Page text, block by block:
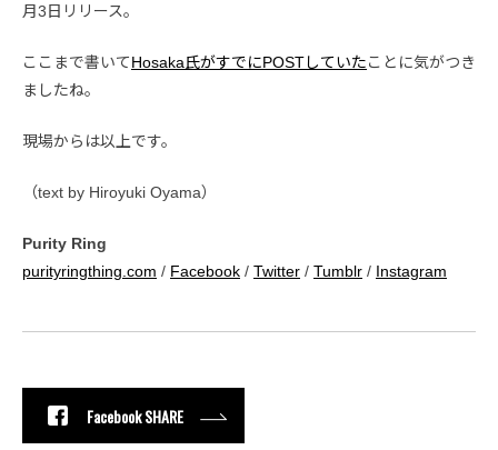
月3日リリース。
ここまで書いてHosaka氏がすでにPOSTしていたことに気がつき
ましたね。
現場からは以上です。
（text by Hiroyuki Oyama）
Purity Ring
purityringthing.com / Facebook / Twitter / Tumblr / Instagram
Facebook SHARE